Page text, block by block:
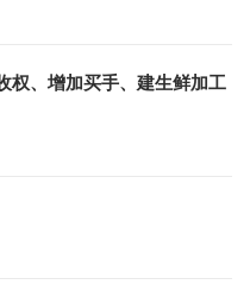
权、增加买手、建生鲜加工